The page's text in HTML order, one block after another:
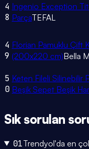
4
8
Ingenio Exception
ParçaTEFAL
4
9
Florian Pamuklu Çift
(200x220 cm)Bella
5
0
Keten Fileli Silinebilir
Beşik Sepet Beşik
Sık sorulan
01Trendyol'da en